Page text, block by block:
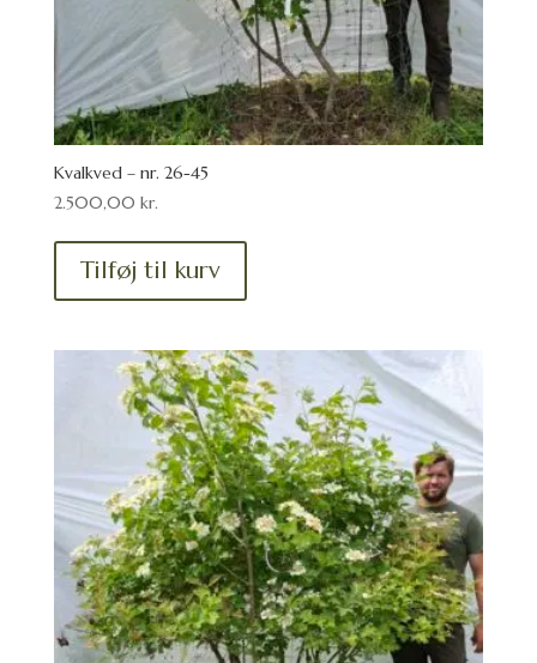
Kvalkved – nr. 26-45
2.500,00 kr.
Tilføj til kurv